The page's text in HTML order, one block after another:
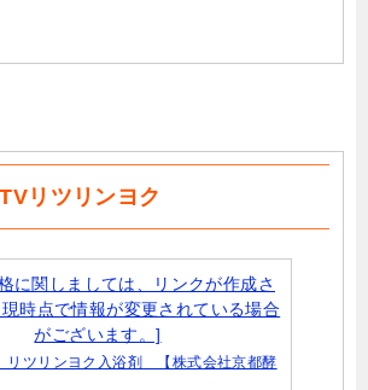
リツリンヨク
ツリンヨク入浴剤 【株式会社京都酵